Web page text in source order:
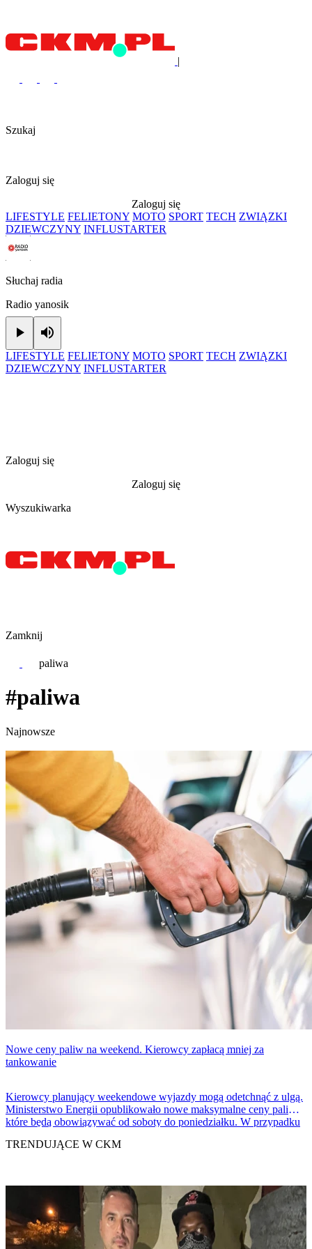
|
Szukaj
Zaloguj się
Zaloguj się
LIFESTYLE FELIETONY MOTO SPORT TECH ZWIĄZKI
DZIEWCZYNY INFLUSTARTER
Słuchaj radia
Radio yanosik
Play
LIFESTYLE FELIETONY MOTO SPORT TECH ZWIĄZKI
DZIEWCZYNY INFLUSTARTER
Zaloguj się
Zaloguj się
Wyszukiwarka
Zamknij
paliwa
#paliwa
Najnowsze
Nowe ceny paliw na weekend. Kierowcy zapłacą mniej za
tankowanie
Kierowcy planujący weekendowe wyjazdy mogą odetchnąć z ulgą.
Ministerstwo Energii opublikowało nowe maksymalne ceny paliw,
które będą obowiązywać od soboty do poniedziałku. W przypadku
resort przekonuje, że program regulacji cen przynosi miliardowe
TRENDUJĄCE W CKM